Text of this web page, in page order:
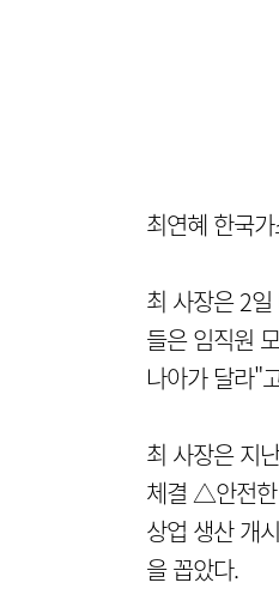
최연혜 한국
최 사장은 2
들은 임직원
나아가 달라"
최 사장은 지
체결 △안전
상업 생산 개
을 꼽았다.